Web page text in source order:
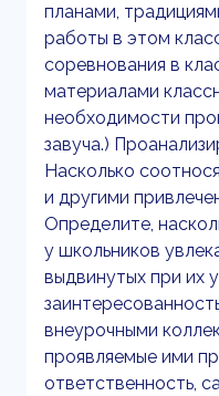
планами,
работы в этом
соревнования в
материалами
необходимости
завуча.)
Насколько
и другими
Определите,
у школьников
выдвинутых при их
внеурочными
проявляемые ими
ответственность,